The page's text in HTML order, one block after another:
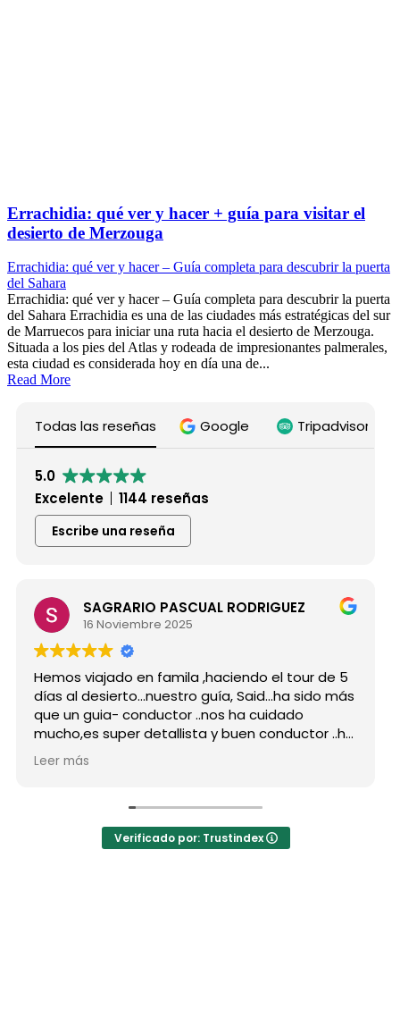
Errachidia: qué ver y hacer + guía para visitar el
desierto de Merzouga
Errachidia: qué ver y hacer – Guía completa para descubrir la puerta
del Sahara
Errachidia: qué ver y hacer – Guía completa para descubrir la puerta
del Sahara Errachidia es una de las ciudades más estratégicas del sur
de Marruecos para iniciar una ruta hacia el desierto de Merzouga.
Situada a los pies del Atlas y rodeada de impresionantes palmerales,
esta ciudad es considerada hoy en día una de...
Read More
Todas las reseñas Google Tripadvisor
5.0
Excelente
1144 reseñas
Escribe una reseña
SAGRARIO PASCUAL RODRIGUEZ
16 Noviembre 2025
viajado en famila ,haciendo el tour de 5
al desierto...nuestro guía, Said...ha sido más
un guia- conductor ..nos ha cuidado
super detallista y buen conductor ..ha
atento a todas nuestras peticiones y
enseñado muchos lugares
Said.
cuanto a la agencia,..súper agradecida a Mila
más
Verificado por: Trustindex